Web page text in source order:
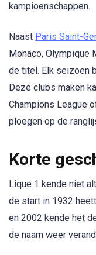
kampioenschappen.
Naast Paris Saint-
Monaco, Olympique
de titel. Elk seizoen
Deze clubs maken
Champions League
ploegen op de
Korte
Lique 1 kende niet
de start in 1932
en 2002 kende het
de naam weer